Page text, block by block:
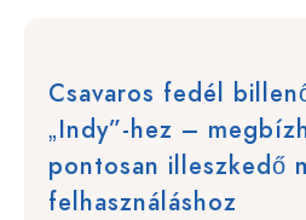
Csavaros fedél
„Indy”-hez –
pontosan illeszkedő
felhasználáshoz